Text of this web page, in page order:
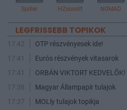
Spiller HZsooolt N0MAD
LEGFRISSEBB TOPIKOK
17:42
OTP részvényesek ide!
17:41
Eurós részvények vitasarok
17:41
ORBÁN VIKTORT KEDVELŐK!
17:38
Magyar Állampapír tulajok
17:37
MOLly tulajok topikja